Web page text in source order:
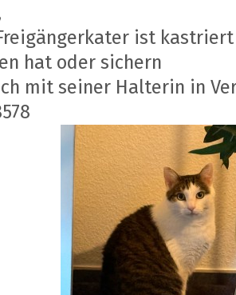
ist
hat oder sichern
mit seiner Halterin in